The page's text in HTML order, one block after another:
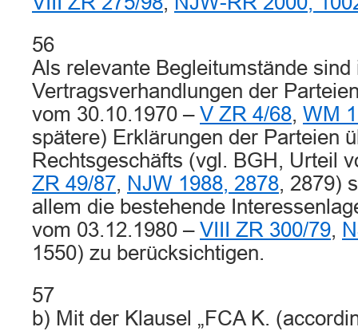
56
Als relevante Begleitumstände
Vertragsverhandlungen der
vom 30.10.1970 – V ZR 4/68, WM
spätere) Erklärungen der Parteien
Rechtsgeschäfts (vgl. BGH, Urteil
ZR 49/87, NJW 1988, 2878, 2879)
allem die bestehende
vom 03.12.1980 – VIII ZR 300/79,
1550) zu berücksichtigen.
57
b) Mit der Klausel „FCA K.